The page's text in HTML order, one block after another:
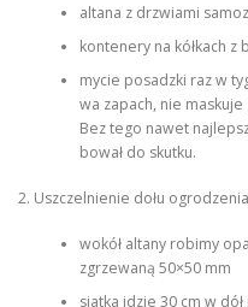
altana z drzwiami
kontenery na kółkach z
mycie posadzki raz w
wa zapach, nie maskuje
Bez tego nawet
bował do skutku.
2. Uszczelnienie dołu
wokół altany robimy
zgrzewaną 50×50 mm
siatka idzie 30 cm w